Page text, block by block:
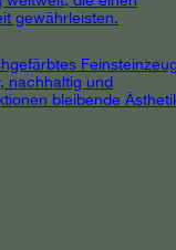
gewährleisten.
nachhaltig und
bleibende